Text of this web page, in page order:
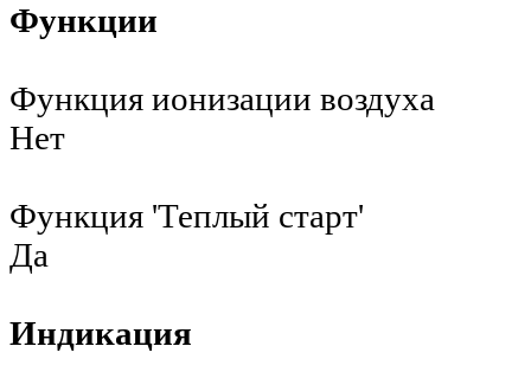
Функции
Функция ионизации воздуха
Нет
Функция 'Теплый старт'
Да
Индикация